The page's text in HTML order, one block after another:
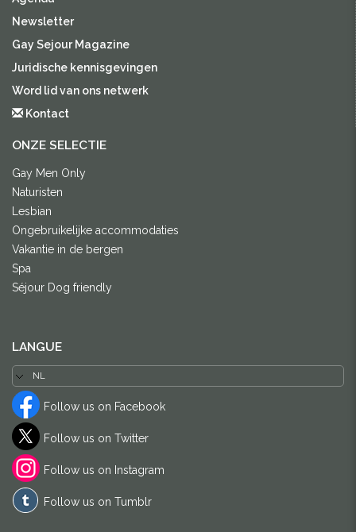
Newsletter
Gay Sejour Magazine
Juridische kennisgevingen
Word lid van ons netwerk
Kontact
ONZE SELECTIE
Gay Men Only
Naturisten
Lesbian
Ongebruikelijke accommodaties
Vakantie in de bergen
Spa
Séjour Dog friendly
LANGUE
Follow us on Facebook
Follow us on Twitter
Follow us on Instagram
Follow us on Tumblr